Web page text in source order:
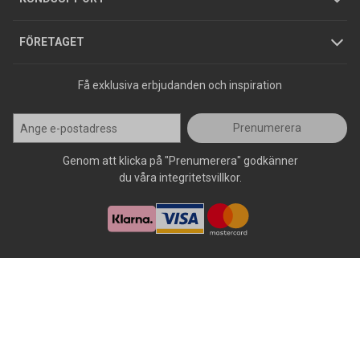
FÖRETAGET
Press
Få exklusiva erbjudanden och inspiration
Prenumerera
Genom att klicka på "Prenumerera" godkänner
du våra integritetsvillkor.